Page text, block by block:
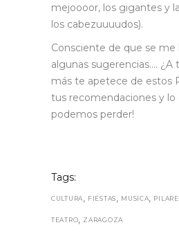
mejoooor, los gigantes y
los cabezuuuudos).
Consciente de que se me
algunas sugerencias…. ¿A
más te apetece de estos
tus recomendaciones y lo
podemos perder!
Tags:
CULTURA, FIESTAS, MUSICA,
TEATRO, ZARAGOZA